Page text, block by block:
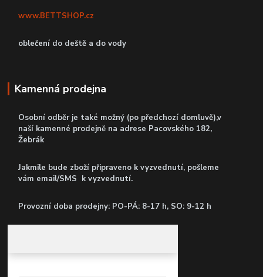
www.BETTSHOP.cz
oblečení do deště a do vody
Kamenná prodejna
Osobní odběr je také možný (po předchozí domluvě),v
naší kamenné prodejně na adrese Pacovského 182,
Žebrák
Jakmile bude zboží připraveno k vyzvednutí, pošleme
vám email/SMS k vyzvednutí.
Provozní doba prodejny: PO-PÁ: 8-17 h, SO: 9-12 h